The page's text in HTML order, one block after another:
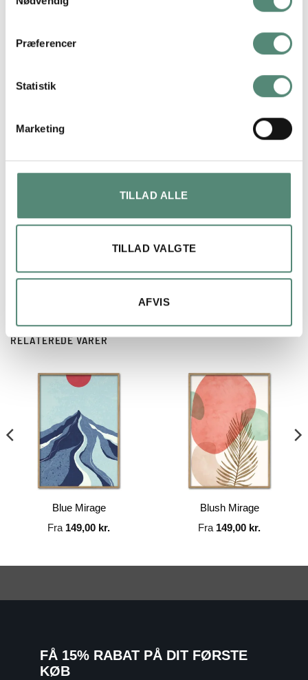
Præferencer
Statistik
Marketing
TILLAD ALLE
TILLAD VALGTE
AFVIS
Hurtig levering og perfekt produkt.
RELATEREDE VARER
Blue Mirage
Fra 149,00 kr.
Blush Mirage
Fra 149,00 kr.
FÅ 15% RABAT PÅ DIT FØRSTE
KØB